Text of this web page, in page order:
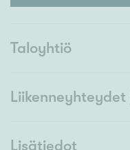
Taloyhtiö
Lisätiedot